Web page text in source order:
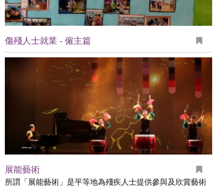
傷殘人士就業 - 僱主篇
展能藝術
所謂「展能藝術」是平等地為殘疾人士提供參與及欣賞藝術